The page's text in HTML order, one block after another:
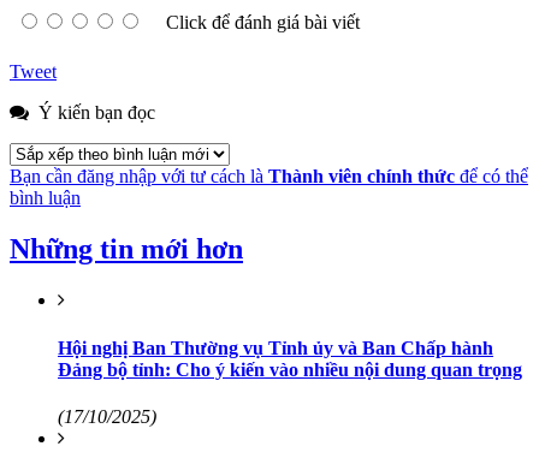
Click để đánh giá bài viết
Tweet
Ý kiến bạn đọc
Bạn cần đăng nhập với tư cách là Thành viên chính thức để có thể
bình luận
Những tin mới hơn
Hội nghị Ban Thường vụ Tỉnh ủy và Ban Chấp hành
Đảng bộ tỉnh: Cho ý kiến vào nhiều nội dung quan trọng
(17/10/2025)